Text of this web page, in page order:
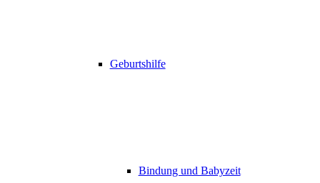
Geburtshilfe
Bindung und Babyzeit